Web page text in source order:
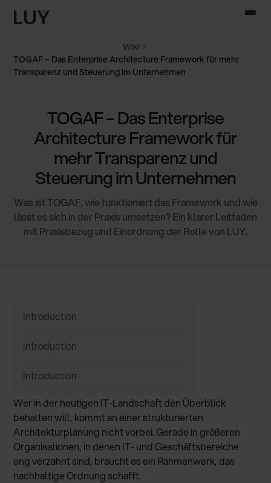
Wiki
TOGAF – Das Enterprise Architecture Framework für mehr
Transparenz und Steuerung im Unternehmen
TOGAF – Das Enterprise
Architecture Framework für
mehr Transparenz und
Steuerung im Unternehmen
Was ist TOGAF, wie funktioniert das Framework und wie
lässt es sich in der Praxis umsetzen? Ein klarer Leitfaden
mit Praxisbezug und Einordnung der Rolle von LUY.
Introduction
Introduction
Introduction
Wer in der heutigen IT-Landschaft den Überblick
behalten will, kommt an einer strukturierten
Architekturplanung nicht vorbei. Gerade in größeren
Organisationen, in denen IT- und Geschäftsbereiche
eng verzahnt sind, braucht es ein Rahmenwerk, das
nachhaltige Ordnung schafft.